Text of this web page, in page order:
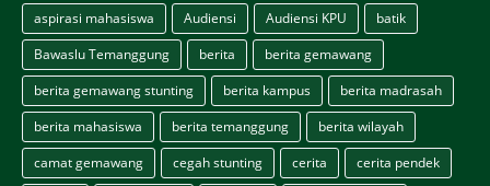
aspirasi mahasiswa
Audiensi Audiensi KPU
batik
Bawaslu Temanggung
berita
berita gemawang
berita gemawang stunting
berita kampus
berita madrasah
berita mahasiswa
berita temanggung
berita wilayah
camat gemawang
cegah stunting cerita
cerita pendek